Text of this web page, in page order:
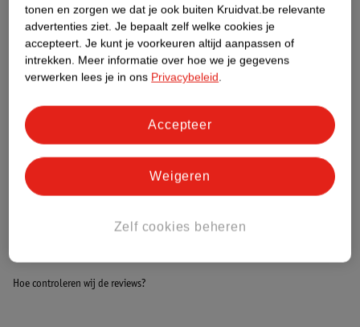
Nature Impact Score
Dit product heeft (nog) geen Nature
Impact Score.
Meer informatie
Bestel & Bezorginformatie
Hoe controleren wij de reviews?
tonen en zorgen we dat je ook buiten Kruidvat.be relevante
advertenties ziet. Je bepaalt zelf welke cookies je
accepteert. Je kunt je voorkeuren altijd aanpassen of
intrekken. Meer informatie over hoe we je gegevens
verwerken lees je in ons Privacybeleid.
Zelf cookies beheren
Weigeren
Accepteer